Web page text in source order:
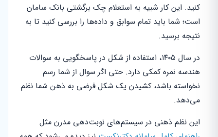
کنید. این کار شبیه به استعلام چک برگشتی بانک سامان
است؛ شما باید تمام سوابق و داده‌ها را بررسی کنید تا به
نتیجه برسید.
در سال ۱۴۰۵، استفاده از شکل در پاسخگویی به سوالات
هندسه نمره کمکی دارد. حتی اگر سوال از شما رسم
نخواسته باشد، کشیدن یک شکل فرضی به ذهن شما نظم
می‌دهد.
این نظم ذهنی در سیستم‌های نوبت‌دهی مدرن مثل